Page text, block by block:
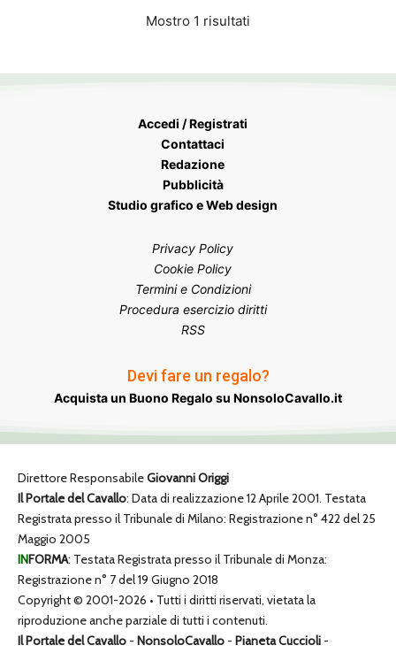
Mostro 1 risultati
Accedi / Registrati
Contattaci
Redazione
Pubblicità
Studio grafico e Web design
Privacy Policy
Cookie Policy
Termini e Condizioni
Procedura esercizio diritti
RSS
Devi fare un regalo?
Acquista un Buono Regalo su NonsoloCavallo.it
Direttore ResponsabileGiovanni Origgi
Il Portale del Cavallo: Data di realizzazione 12 Aprile 2001. Testata
Registrata presso il Tribunale di Milano: Registrazione n° 422 del 25
Maggio 2005
INFORMA: Testata Registrata presso il Tribunale di Monza:
Registrazione n° 7 del 19 Giugno 2018
Copyright © 2001-2026 • Tutti i diritti riservati, vietata la
riproduzione anche parziale di tutti i contenuti.
Il Portale del Cavallo - NonsoloCavallo - Pianeta Cuccioli -